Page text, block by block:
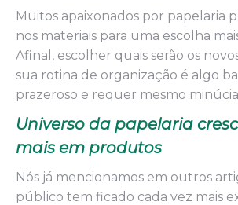
Muitos apaixonados por papelaria
nos materiais para uma escolha
Afinal, escolher quais serão os
sua rotina de organização é algo
prazeroso e requer mesmo
Universo da papelaria
mais em produtos
Nós já mencionamos em outros
público tem ficado cada vez mais